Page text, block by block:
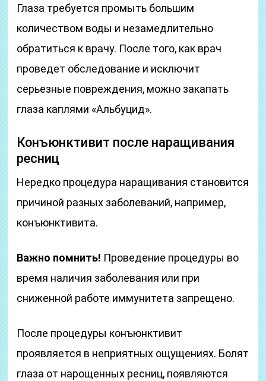
Глаза требуется промыть большим
количеством воды и незамедлительно
обратиться к врачу. После того, как врач
проведет обследование и исключит
серьезные повреждения, можно закапать
глаза каплями «Альбуцид».
Конъюнктивит после наращивания
ресниц
Нередко процедура наращивания становится
причиной разных заболеваний, например,
конъюнктивита.
Важно помнить! Проведение процедуры во
время наличия заболевания или при
сниженной работе иммунитета запрещено.
После процедуры конъюнктивит
проявляется в неприятных ощущениях. Болят
глаза от нарощенных ресниц, появляются